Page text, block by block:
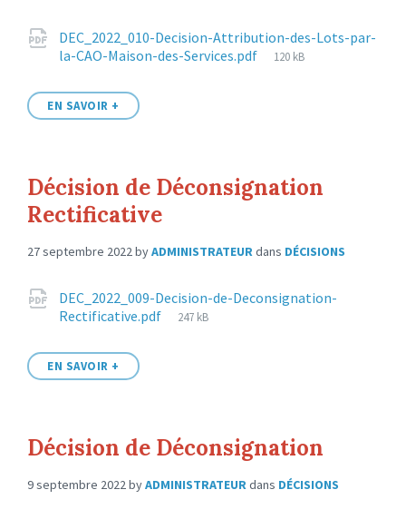
Attachments
DEC_2022_010-Decision-Attribution-des-Lots-par-
la-CAO-Maison-des-Services.pdf
File
120 kB
EN SAVOIR +
Décision de Déconsignation
Rectificative
27 septembre 2022byADMINISTRATEURdans DÉCISIONS
Attachments
DEC_2022_009-Decision-de-Deconsignation-
Rectificative.pdf
File
247 kB
EN SAVOIR +
Décision de Déconsignation
9 septembre 2022byADMINISTRATEURdans DÉCISIONS